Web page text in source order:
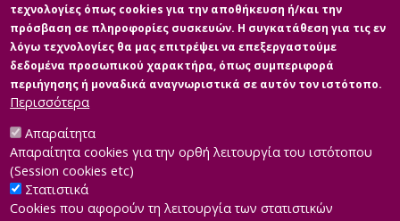
Γλώσσα του έργου
Ελληνικά| Αγγλικά
Άδεια
Items in Apothesis are protected by copyright, with all
rights reserved, unless otherwise indicated.
τεχνολογίες όπως cookies για την αποθήκευση ή/και την
πρόσβαση σε πληροφορίες συσκευών. Η συγκατάθεση για τις εν
λόγω τεχνολογίες θα μας επιτρέψει να επεξεργαστούμε
δεδομένα προσωπικού χαρακτήρα, όπως συμπεριφορά
περιήγησης ή μοναδικά αναγνωριστικά σε αυτόν τον ιστότοπο.
Περισσότερα
Απαραίτητα
Απαραίτητα cookies για την ορθή λειτουργία του ιστότοπου
(Session cookies etc)
Στατιστικά
Cookies που αφορούν τη λειτουργία των στατιστικών